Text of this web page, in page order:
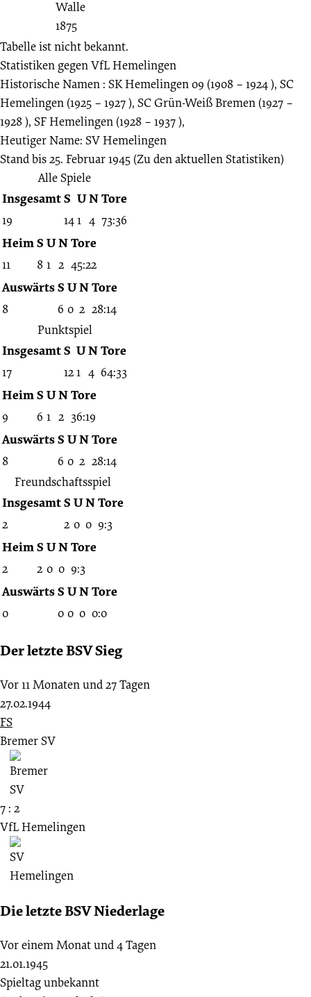
Tabelle ist nicht bekannt.
Statistiken gegenVfL Hemelingen
Historische Namen : SK Hemelingen 09 (1908 – 1924 ), SC
Hemelingen (1925 – 1927 ), SC Grün-Weiß Bremen (1927 –
1928 ), SF Hemelingen (1928 – 1937 ),
Heutiger Name: SV Hemelingen
Stand bis 25. Februar 1945 (Zu den aktuellen Statistiken)
Alle Spiele
InsgesamtS UNTore
19 141 4 73:36
HeimS UNTore
11 8 1 2 45:22
AuswärtsS UNTore
8 6 0 2 28:14
Punktspiel
InsgesamtS UNTore
17 121 4 64:33
HeimS UNTore
9 6 1 2 36:19
AuswärtsS UNTore
8 6 0 2 28:14
Freundschaftsspiel
InsgesamtS UNTore
2 2 0 0 9:3
HeimS UNTore
2 2 0 0 9:3
AuswärtsS UNTore
0 0 0 0 0:0
Der letzte BSV Sieg
Vor 11 Monaten und 27 Tagen
27.02.1944
FS
Bremer SV
7 : 2
VfL Hemelingen
Die letzte BSV Niederlage
Vor einem Monat und 4 Tagen
21.01.1945
Spieltag unbekannt